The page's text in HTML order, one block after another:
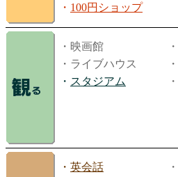
・ 100円ショップ
・映画館
・ライブハウス
・ スタジアム
・ 英会話